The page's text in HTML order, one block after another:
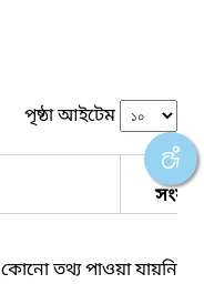
পৃষ্ঠা আইটেম
কোনো তথ্য পাওয়া যায়নি।